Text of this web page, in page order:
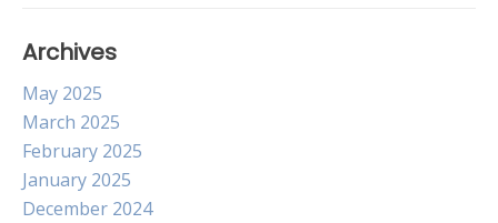
Archives
May 2025
March 2025
February 2025
January 2025
December 2024